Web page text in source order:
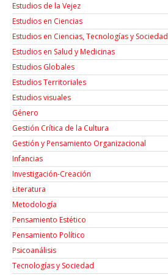
Estudios de la Vejez
Estudios en Ciencias
Estudios en Ciencias, Tecnologías y Sociedad
Estudios en Salud y Medicinas
Estudios Globales
Estudios Territoriales
Estudios visuales
Género
Gestión Crítica de la Cultura
Gestión y Pensamiento Organizacional
Infancias
Investigación-Creación
Łiteratura
Metodología
Pensamiento Estético
Pensamiento Político
Psicoanálisis
Tecnologías y Sociedad